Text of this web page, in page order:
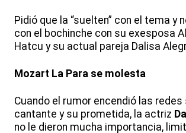
Pidió que la “suelten” con el tema y
con el bochinche con su exesposa
Hatcu y su actual pareja Dalisa
Mozart La Para se molesta
Cuando el rumor encendió las redes
cantante y su prometida, la actriz
no le dieron mucha importancia,